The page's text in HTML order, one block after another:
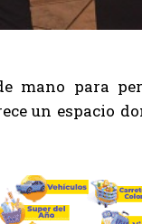
mano para
un espacio